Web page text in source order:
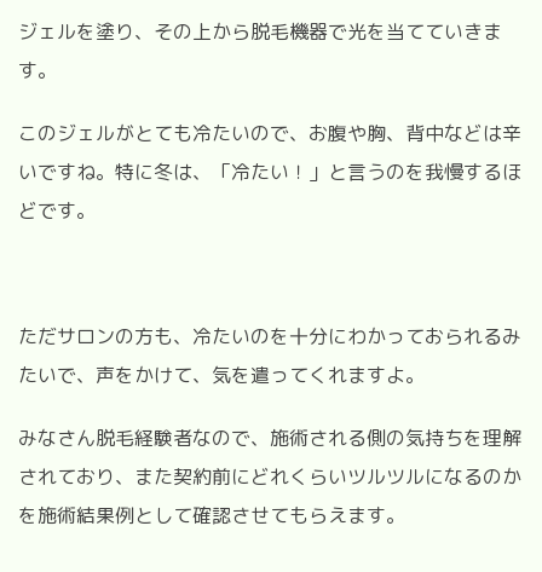
ジェルを塗り、その上から脱毛機器で光を当てていきま
す。
このジェルがとても冷たいので、お腹や胸、背中などは辛
いですね。特に冬は、「冷たい！」と言うのを我慢するほ
どです。
ただサロンの方も、冷たいのを十分にわかっておられるみ
たいで、声をかけて、気を遣ってくれますよ。
みなさん脱毛経験者なので、施術される側の気持ちを理解
されており、また契約前にどれくらいツルツルになるのか
を施術結果例として確認させてもらえます。